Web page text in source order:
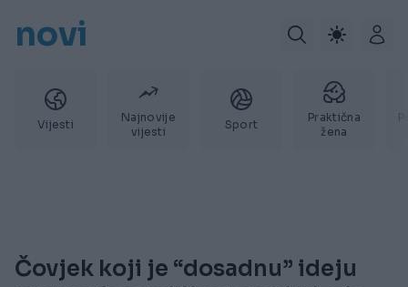
novi
Vijesti
Najnovije
vijesti
Sport
Praktična
žena
Čovjek koji je “dosadnu” ideju